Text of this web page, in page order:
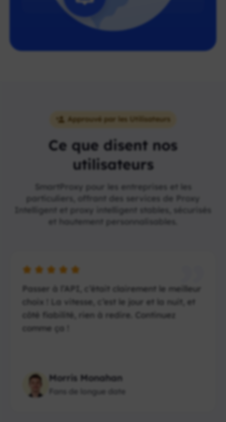
Approuvé par les Utilisateurs
Ce que disent nos
utilisateurs
SmartProxy pour les entreprises et les
particuliers, offrant des services de Proxy
Intelligent et proxy intelligent stables, sécurisés
et hautement personnalisables.
Passer à l’API, c’était clairement le meilleur
choix ! La vitesse, c’est le jour et la nuit, et
côté fiabilité, rien à redire. Continuez
comme ça !
Morris Monahan
Fans de longue date